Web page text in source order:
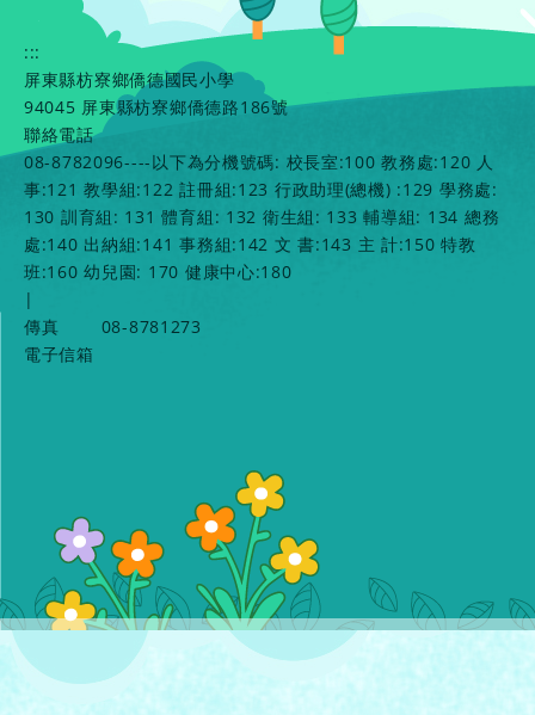
:::
屏東縣枋寮鄉僑德國民小學
94045 屏東縣枋寮鄉僑德路186號
聯絡電話
08-8782096----以下為分機號碼: 校長室:100 教務處:120 人
事:121 教學組:122 註冊組:123 行政助理(總機) :129 學務處:
130 訓育組: 131 體育組: 132 衛生組: 133 輔導組: 134 總務
處:140 出納組:141 事務組:142 文 書:143 主 計:150 特教
班:160 幼兒園: 170 健康中心:180
|
傳真
08-8781273
電子信箱